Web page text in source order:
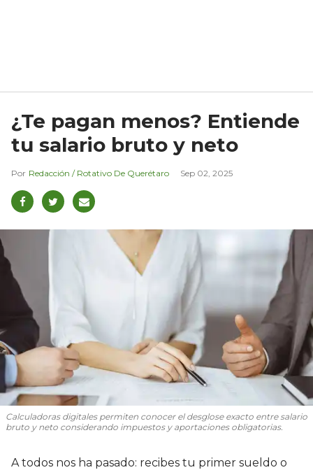
¿Te pagan menos? Entiende
tu salario bruto y neto
Redacción / Rotativo De Querétaro Sep 02, 2025
Calculadoras digitales permiten conocer el desglose exacto entre salario
bruto y neto considerando impuestos y aportaciones obligatorias.
A todos nos ha pasado: recibes tu primer sueldo o